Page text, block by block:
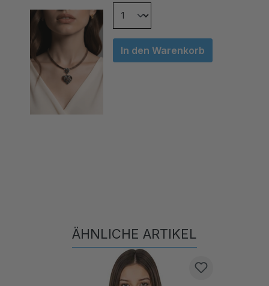
In den Warenkorb
Produktgalerie überspringen